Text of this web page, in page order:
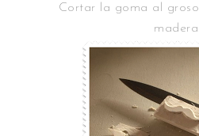
Cortar la goma al
madera.